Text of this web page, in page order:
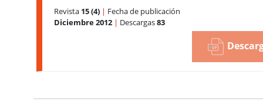
Revista 15 (4) | Fecha de publicación
Diciembre 2012 | Descargas83